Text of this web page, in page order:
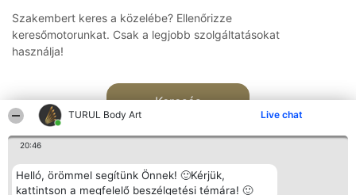
TURUL Body Art Live chat
20:46
Helló, örömmel segítünk Önnek! 🙂Kérjük,
kattintson a megfelelő beszélgetési témára! 🙂
Szakembert keres a közelébe? Ellenőrizze
keresőmotorunkat. Csak a legjobb szolgáltatásokat
használja!
Keresés